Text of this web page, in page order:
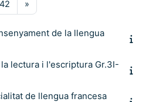
42 Pàgina 42
»
de la llengua
lectura i l'escriptura Gr.3I-
de llengua francesa